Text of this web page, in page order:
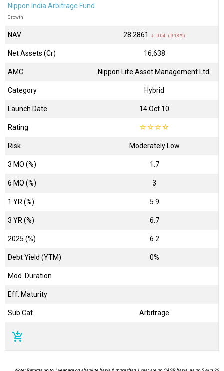
Nippon India Arbitrage Fund
Growth
NAV ₹28.2861 ↓ -0.04 (-0.13 %)
Net Assets (Cr) ₹16,638
AMC Nippon Life Asset Management Ltd.
Category Hybrid
Launch Date 14 Oct 10
Rating ☆☆☆☆
Risk Moderately Low
3 MO (%) 1.7
6 MO (%) 3
1 YR (%) 5.9
3 YR (%) 6.7
2025 (%) 6.2
Debt Yield (YTM) 0%
Mod. Duration
Eff. Maturity
Sub Cat. Arbitrage
add_shopping_cart